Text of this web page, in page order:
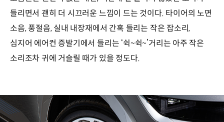
들리면서 괜히 더 시끄러운 느낌이 드는 것이다. 타이어의 노면
소음, 풍절음, 실내 내장재에서 간혹 들리는 작은 잡소리,
심지어 에어컨 증발기에서 들리는 ‘쉭~쉭~’거리는 아주 작은
소리조차 귀에 거슬릴 때가 있을 정도다.